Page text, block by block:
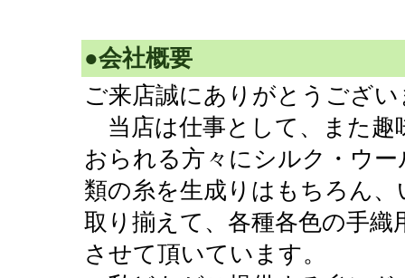
●会社概要
ご来店誠にありがとうござ
当店は仕事として、また趣
おられる方々に シルク・ウ
類の糸を生成りはもちろん
取り揃えて、 各種各色の手織
させて頂いています。